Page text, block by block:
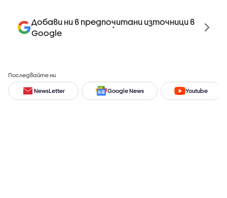
Добави ни в предпочитани източници в
Google
Последвайте ни
NewsLetter Google News Youtube